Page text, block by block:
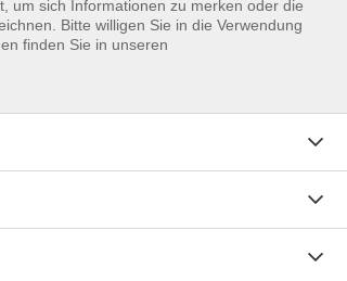
und Fortgeschrittene
um sich Informationen zu merken oder die
Bitte willigen Sie in die Verwendung
finden Sie in unseren